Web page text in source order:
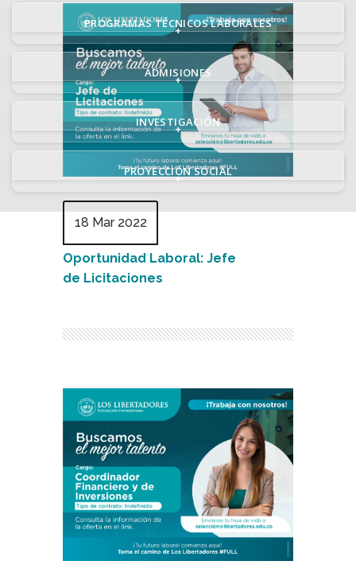
PROGRAMAS TÉCNICOS LABORALES
+
ADMISIONES
+
INVESTIGACIÓN
+
PROYECCIÓN SOCIAL
+
18 Mar 2022
Oportunidad Laboral: Jefe
de Licitaciones